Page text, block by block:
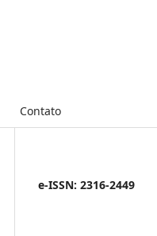
Contato
e-ISSN: 2316-2449